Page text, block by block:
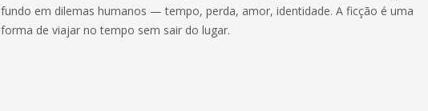
fundo em dilemas humanos — tempo, perda, amor, identidade. A ficção é uma
forma de viajar no tempo sem sair do lugar.